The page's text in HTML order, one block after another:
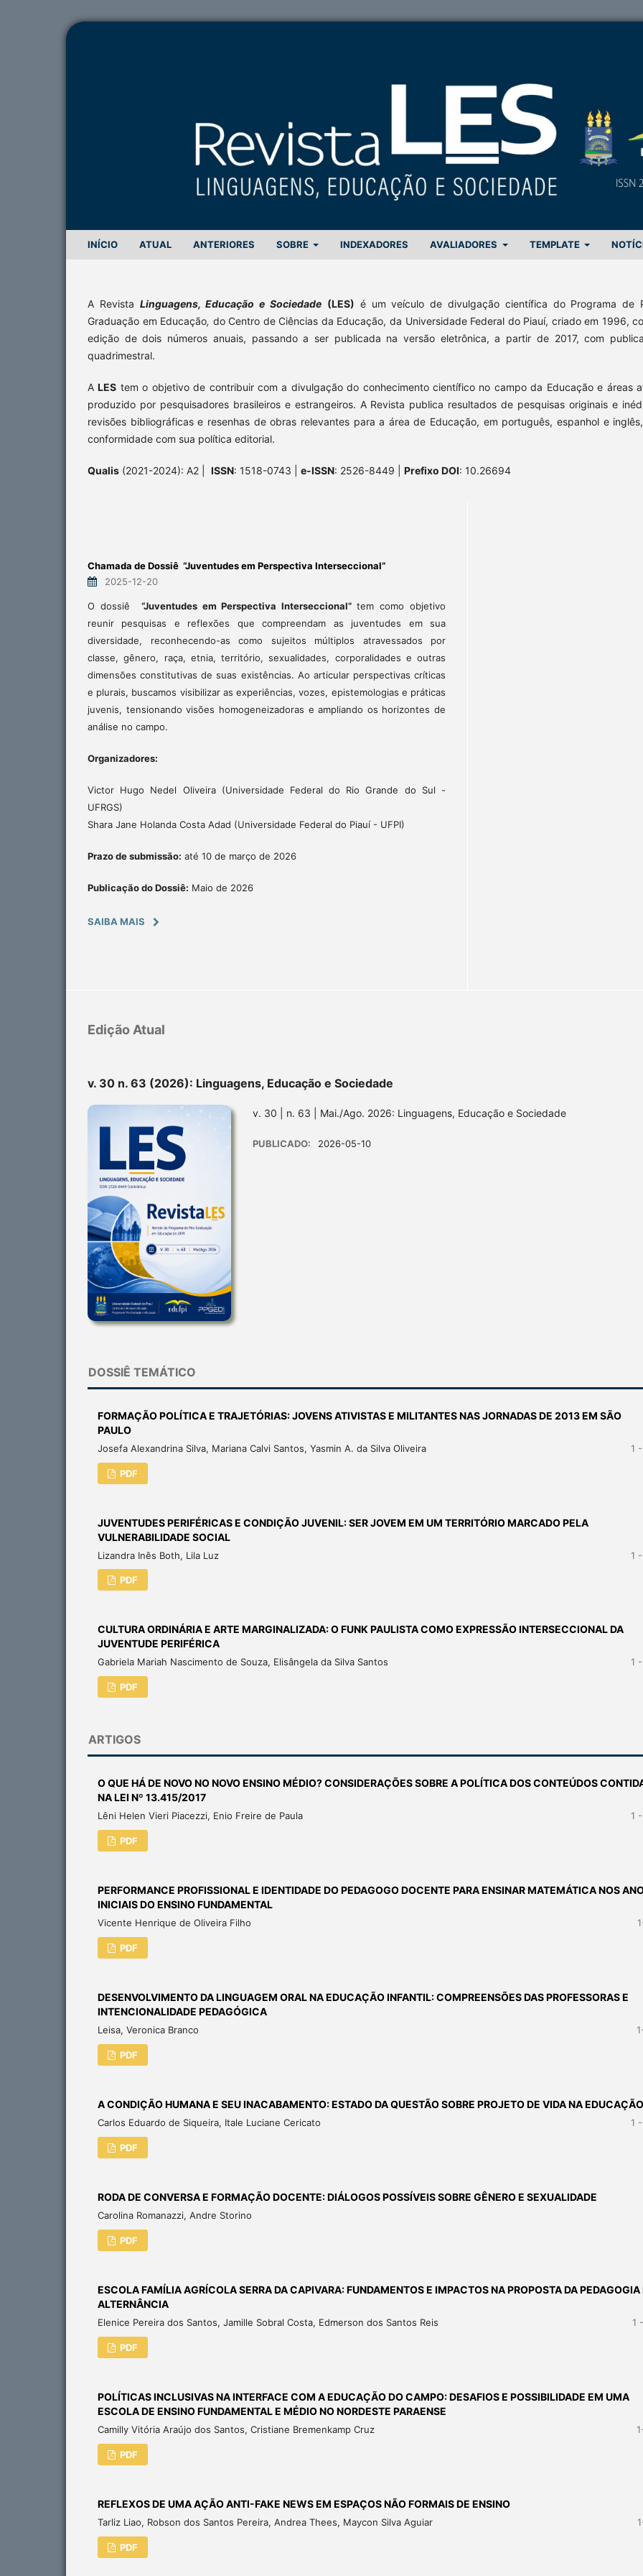
INÍCIO ATUAL ANTERIORES SOBRE INDEXADORES AVALIADORES TEMPLATE
A Revista Linguagens, Educação e Sociedade (LES) é um veículo de divulgação científica do Programa de
Graduação em Educação, do Centro de Ciências da Educação, da Universidade Federal do Piauí, criado em 1996,
edição de dois números anuais, passando a ser publicada na versão eletrônica, a partir de 2017, com
quadrimestral.
ALES tem o objetivo de contribuir com a divulgação do conhecimento científico no campo da Educação e áreas
produzido por pesquisadores brasileiros e estrangeiros. A Revista publica resultados de pesquisas originais e
revisões bibliográficas e resenhas de obras relevantes para a área de Educação, em português, espanhol e
conformidade com sua política editorial.
Qualis (2021-2024): A2 | ISSN: 1518-0743 | e-ISSN: 2526-8449 | Prefixo DOI: 10.26694
Chamada de Dossiê “Juventudes em Perspectiva Interseccional”
2025-12-20
O dossiê “Juventudes em Perspectiva Interseccional”tem como objetivo
reunir pesquisas e reflexões que compreendam as juventudes em sua
diversidade, reconhecendo-as como sujeitos múltiplos atravessados por
classe, gênero, raça, etnia, território, sexualidades, corporalidades e outras
dimensões constitutivas de suas existências. Ao articular perspectivas críticas
e plurais, buscamos visibilizar as experiências, vozes, epistemologias e práticas
juvenis, tensionando visões homogeneizadoras e ampliando os horizontes de
análise no campo.
Organizadores:
Victor Hugo Nedel Oliveira (Universidade Federal do Rio Grande do Sul -
UFRGS)
Shara Jane Holanda Costa Adad (Universidade Federal do Piauí - UFPI)
Prazo de submissão: até 10 de março de 2026
Publicação do Dossiê: Maio de 2026
SAIBA MAIS
Edição Atual
v. 30 n. 63 (2026): Linguagens, Educação e Sociedade
v. 30 | n. 63 | Mai./Ago. 2026: Linguagens, Educação e Sociedade
PUBLICADO: 2026-05-10
DOSSIÊ TEMÁTICO
FORMAÇÃO POLÍTICA E TRAJETÓRIAS: JOVENS ATIVISTAS E MILITANTES NAS JORNADAS DE 2013 EM SÃO
PAULO
Josefa Alexandrina Silva, Mariana Calvi Santos, Yasmin A. da Silva Oliveira 1
PDF
JUVENTUDES PERIFÉRICAS E CONDIÇÃO JUVENIL: SER JOVEM EM UM TERRITÓRIO MARCADO PELA
VULNERABILIDADE SOCIAL
Lizandra Inês Both, Lila Luz 1
PDF
CULTURA ORDINÁRIA E ARTE MARGINALIZADA: O FUNK PAULISTA COMO EXPRESSÃO INTERSECCIONAL DA
JUVENTUDE PERIFÉRICA
Gabriela Mariah Nascimento de Souza, Elisângela da Silva Santos 1
PDF
ARTIGOS
O QUE HÁ DE NOVO NO NOVO ENSINO MÉDIO? CONSIDERAÇÕES SOBRE A POLÍTICA DOS CONTEÚDOS
NA LEI Nº 13.415/2017
Lêni Helen Vieri Piacezzi, Enio Freire de Paula 1
PDF
PERFORMANCE PROFISSIONAL E IDENTIDADE DO PEDAGOGO DOCENTE PARA ENSINAR MATEMÁTICA NOS
INICIAIS DO ENSINO FUNDAMENTAL
Vicente Henrique de Oliveira Filho
PDF
DESENVOLVIMENTO DA LINGUAGEM ORAL NA EDUCAÇÃO INFANTIL: COMPREENSÕES DAS PROFESSORAS E
INTENCIONALIDADE PEDAGÓGICA
Leisa, Veronica Branco
PDF
A CONDIÇÃO HUMANA E SEU INACABAMENTO: ESTADO DA QUESTÃO SOBRE PROJETO DE VIDA NA EDUCAÇÃO
Carlos Eduardo de Siqueira, Itale Luciane Cericato 1
PDF
RODA DE CONVERSA E FORMAÇÃO DOCENTE: DIÁLOGOS POSSÍVEIS SOBRE GÊNERO E SEXUALIDADE
Carolina Romanazzi, Andre Storino
PDF
ESCOLA FAMÍLIA AGRÍCOLA SERRA DA CAPIVARA: FUNDAMENTOS E IMPACTOS NA PROPOSTA DA PEDAGOGIA
ALTERNÂNCIA
Elenice Pereira dos Santos, Jamille Sobral Costa, Edmerson dos Santos Reis 1
PDF
POLÍTICAS INCLUSIVAS NA INTERFACE COM A EDUCAÇÃO DO CAMPO: DESAFIOS E POSSIBILIDADE EM UMA
ESCOLA DE ENSINO FUNDAMENTAL E MÉDIO NO NORDESTE PARAENSE
Camilly Vitória Araújo dos Santos, Cristiane Bremenkamp Cruz
PDF
REFLEXOS DE UMA AÇÃO ANTI-FAKE NEWS EM ESPAÇOS NÃO FORMAIS DE ENSINO
Tarliz Liao, Robson dos Santos Pereira, Andrea Thees, Maycon Silva Aguiar
PDF